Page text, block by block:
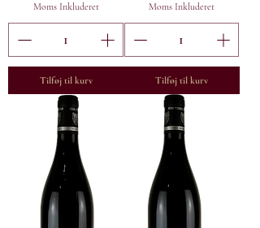
Moms Inkluderet
Tilføj til kurv
Moms Inkluderet
Tilføj til kurv